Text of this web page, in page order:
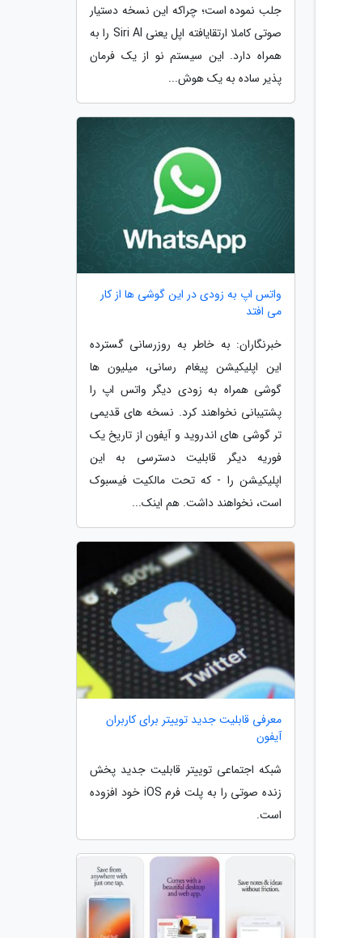
جلب نموده است؛ چراکه این نسخه دستیار
صوتی کاملا ارتقایافته اپل یعنی Siri AI را به
همراه دارد. این سیستم نو از یک فرمان
پذیر ساده به یک هوش...
واتس اپ به زودی در این گوشی ها از کار
می افتد
خبرنگاران: به خاطر به روزرسانی گسترده
این اپلیکیشن پیغام رسانی، میلیون ها
گوشی همراه به زودی دیگر واتس اپ را
پشتیبانی نخواهند کرد. نسخه های قدیمی
تر گوشی های اندروید و آیفون از تاریخ یک
فوریه دیگر قابلیت دسترسی به این
اپلیکیشن را - که تحت مالکیت فیسبوک
است، نخواهند داشت. هم اینک...
معرفی قابلیت جدید توییتر برای کاربران
آیفون
شبکه اجتماعی توییتر قابلیت جدید پخش
زنده صوتی را به پلت فرم iOS خود افزوده
است.